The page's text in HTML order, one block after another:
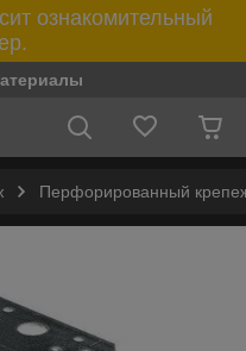
ознакомительный
Перфорированный